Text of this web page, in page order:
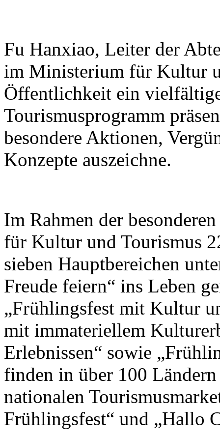
Fu Hanxiao, Leiter der
im Ministerium für Kultur
Öffentlichkeit ein
Tourismusprogramm
besondere Aktionen,
Konzepte auszeichne.
Im Rahmen der
für Kultur und Tourismus
sieben Hauptbereichen
Freude feiern“ ins Leben
„Frühlingsfest mit Kultur
mit immateriellem
Erlebnissen“ sowie
finden in über 100
nationalen
Frühlingsfest“ und „Hallo